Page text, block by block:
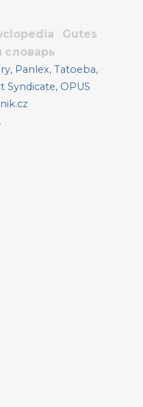
Gutes
словарь
, Panlex,Tatoeba,
Syndicate, OPUS